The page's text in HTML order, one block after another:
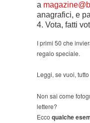
a
anagrafici, e
4. Vota, fatti
I primi 50 che
regalo speciale.
Leggi, se vuoi,
Non sai come
lettere?
Ecco qualche